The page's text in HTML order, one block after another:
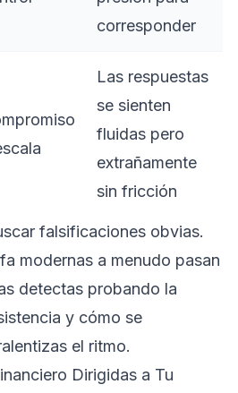
corresponder
Las respuestas
se sienten
fluidas pero
extrañamente
sin fricción
falsificaciones obvias.
modernas a menudo pasan
detectas probando la
y cómo se
el ritmo.
Dirigidas a Tu